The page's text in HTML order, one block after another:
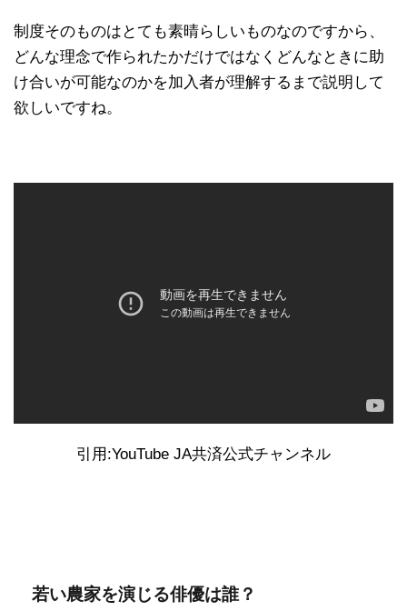
制度そのものはとても素晴らしいものなのですから、
どんな理念で作られたかだけではなくどんなときに助
け合いが可能なのかを加入者が理解するまで説明して
欲しいですね。
引用:YouTube JA共済公式チャンネル
若い農家を演じる俳優は誰？